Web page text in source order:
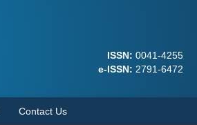
ISSN: 0041-4255
e-ISSN: 2791-6472
Contact Us